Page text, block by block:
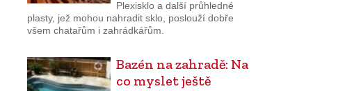
Plexisklo a další průhledné
plasty, jež mohou nahradit sklo, poslouží dobře
všem chatařům i zahrádkářům.
Bazén na zahradě: Na
co myslet ještě